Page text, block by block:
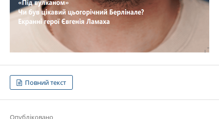
Повний текст
Опубліковано